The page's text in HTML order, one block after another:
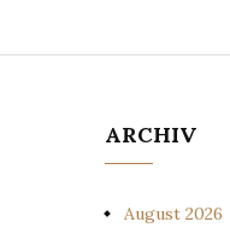
ARCHIV
August 2026